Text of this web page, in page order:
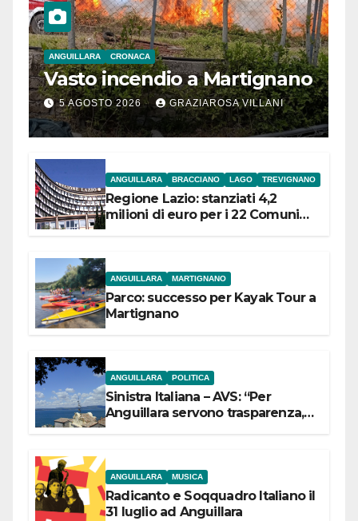
ANGUILLARA CRONACA
Vasto incendio a Martignano
5 AGOSTO 2026 GRAZIAROSA VILLANI
ANGUILLARA BRACCIANO LAGO TREVIGNANO
Regione Lazio: stanziati 4,2
milioni di euro per i 22 Comuni
ANGUILLARA MARTIGNANO
Parco: successo per Kayak Tour a
Martignano
ANGUILLARA POLITICA
Sinistra Italiana – AVS: “Per
Anguillara servono trasparenza,
ANGUILLARA MUSICA
Radicanto e Soqquadro Italiano il
31 luglio ad Anguillara